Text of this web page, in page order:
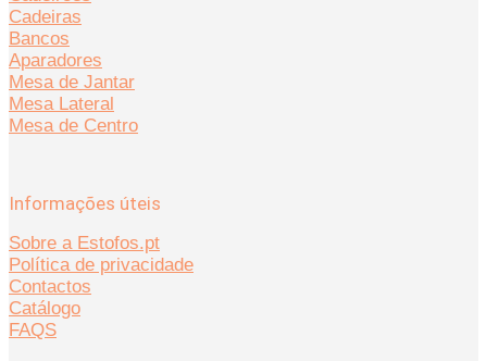
Cadeiras
Bancos
Aparadores
Mesa de Jantar
Mesa Lateral
Mesa de Centro
Informações úteis
Sobre a Estofos.pt
Política de privacidade
Contactos
Catálogo
FAQS